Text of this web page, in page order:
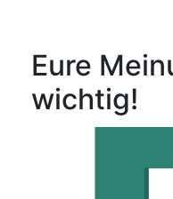
Eure
wichtig!